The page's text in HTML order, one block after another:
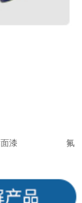
氨酯面漆 氟